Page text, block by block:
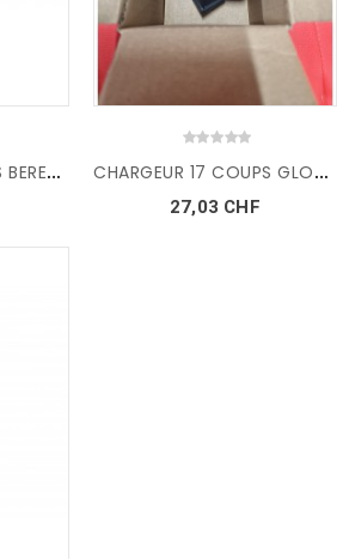
C
HARGEUR 15 COUPS BERETTA... C
HARGEUR 17 COUPS GLOCK 17...
27,03 CHF